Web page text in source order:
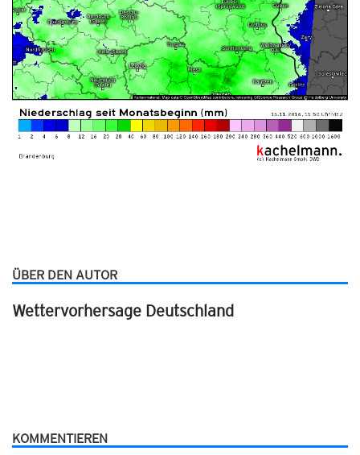
ÜBER DEN AUTOR
Wettervorhersage Deutschland
KOMMENTIEREN